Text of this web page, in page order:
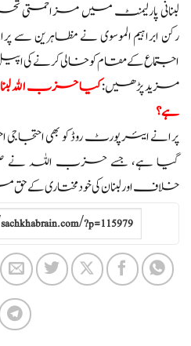
لبنانی پارلیمنٹ میں
رکن ابراہیم الموسوی نے مظاہرین سے
اجتماع کے مقام کو خالی کرنے کی
مزید پڑھیں:کیا حزب الله
ہے؟
پرانے ایئرپورٹ روڈ کو بھی احتجاجی
گیا ہے، جسے حزب اللہ نے
خلاف اور لبنان کی خودمختاری کے